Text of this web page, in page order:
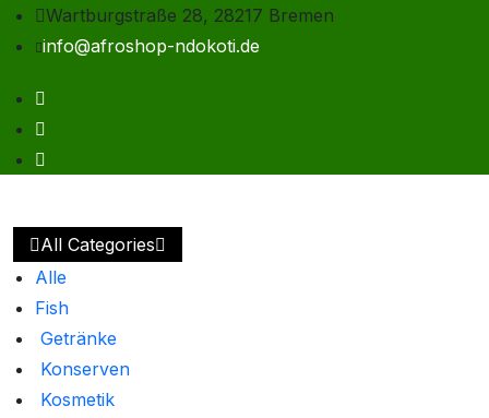
Wartburgstraße 28, 28217 Bremen
info@afroshop-ndokoti.de
All Categories
Alle
Fish
Getränke
Konserven
Kosmetik